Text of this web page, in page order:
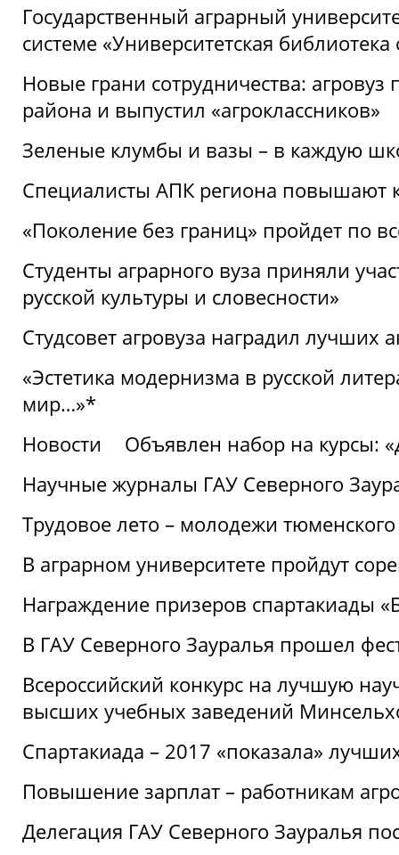
Государственный аграрный
системе «Университетская
Новые грани сотрудничества:
района и выпустил «агроклассников»
Зеленые клумбы и вазы – в каждую
Специалисты АПК региона повышают
«Поколение без границ» пройдет по
Студенты аграрного вуза приняли
русской культуры и словесности»
Студсовет агровуза наградил лучших
«Эстетика модернизма в русской
мир…»*
Новости
Объявлен набор на курсы:
Научные журналы ГАУ Северного
Трудовое лето – молодежи
В аграрном университете пройдут
Награждение призеров спартакиады
В ГАУ Северного Зауралья прошел
Всероссийский конкурс на лучшую
высших учебных заведений
Спартакиада – 2017 «показала»
Повышение зарплат – работникам
Делегация ГАУ Северного Зауралья